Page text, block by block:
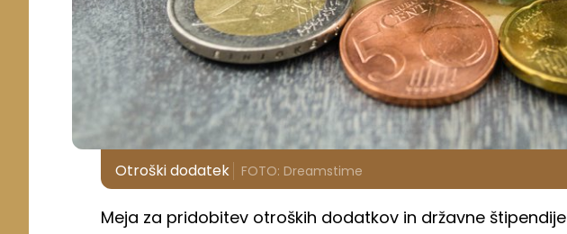
Otroški dodatek FOTO: Dreamstime
Meja za pridobitev otroških dodatkov in državne štipendije